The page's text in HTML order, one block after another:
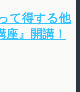
て得する他
』開講！